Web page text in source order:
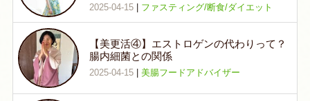
2025-04-15| ファスティング/断食/ダイエット
【美更活④】エストロゲンの代わりって？
腸内細菌との関係
2025-04-15| 美腸フードアドバイザー